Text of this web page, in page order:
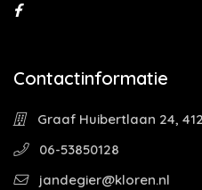
Contactinformatie
Graaf Huibertlaan 24,
06-53850128
jandegier@kloren.nl